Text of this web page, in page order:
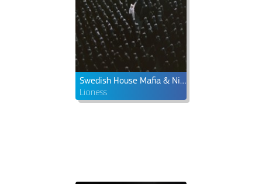
Swedish House Mafia & Niki & The Dove
Lioness